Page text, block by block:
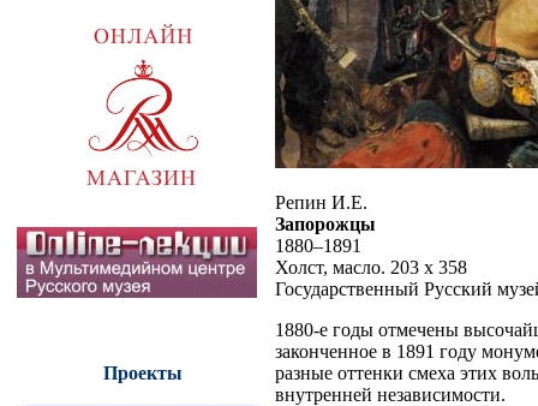
Проекты
Репин И.Е.
Запорожцы
1880–1891
Холст, масло. 203 х 358
Государственный Русский
1880-е годы отмечены
законченное в 1891 году
разные оттенки смеха этих
внутренней независимости.